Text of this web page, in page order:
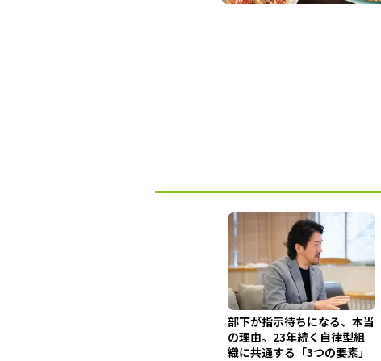
部下が指示待ちになる、本当
の理由。23年続く自律型組
織に共通する「3つの要素」